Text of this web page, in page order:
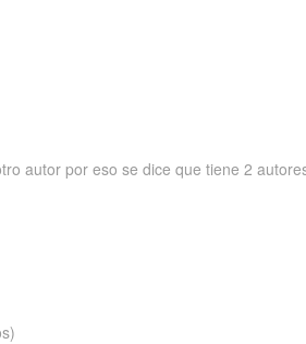
autor por eso se dice que tiene 2